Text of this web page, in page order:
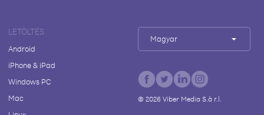
LETÖLTÉS
Android
iPhone & iPad
Windows PC
Mac
Magyar
© 2026Viber Media S.à r.l.